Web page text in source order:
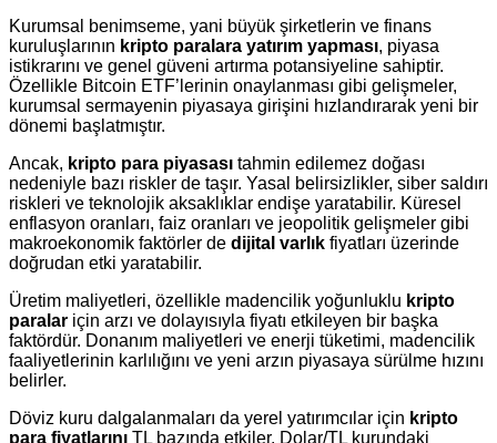
Kurumsal benimseme, yani büyük şirketlerin ve finans
kuruluşlarının kripto paralara yatırım yapması, piyasa
istikrarını ve genel güveni artırma potansiyeline sahiptir.
Özellikle Bitcoin ETF’lerinin onaylanması gibi gelişmeler,
kurumsal sermayenin piyasaya girişini hızlandırarak yeni bir
dönemi başlatmıştır.
Ancak, kripto para piyasası tahmin edilemez doğası
nedeniyle bazı riskler de taşır. Yasal belirsizlikler, siber saldırı
riskleri ve teknolojik aksaklıklar endişe yaratabilir. Küresel
enflasyon oranları, faiz oranları ve jeopolitik gelişmeler gibi
makroekonomik faktörler de dijital varlık fiyatları üzerinde
doğrudan etki yaratabilir.
Üretim maliyetleri, özellikle madencilik yoğunluklu kripto
paralar için arzı ve dolayısıyla fiyatı etkileyen bir başka
faktördür. Donanım maliyetleri ve enerji tüketimi, madencilik
faaliyetlerinin karlılığını ve yeni arzın piyasaya sürülme hızını
belirler.
Döviz kuru dalgalanmaları da yerel yatırımcılar için kripto
para fiyatlarını TL bazında etkiler. Dolar/TL kurundaki